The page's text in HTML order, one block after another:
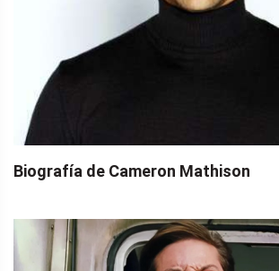
Biografía de Cameron Mathison